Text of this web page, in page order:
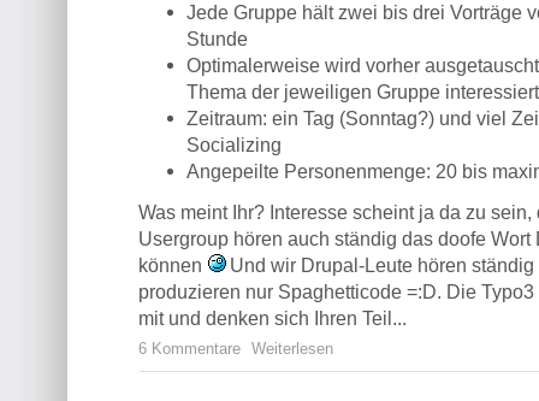
Jede Gruppe hält zwei bis drei Vorträge
Stunde
Optimalerweise wird vorher
Thema der jeweiligen Gruppe interessiert
Zeitraum: ein Tag (Sonntag?) und viel
Socializing
Angepeilte Personenmenge: 20 bis
Was meint Ihr? Interesse scheint ja da zu
Usergroup hören auch ständig das doofe
können
Und wir Drupal-Leute hören
produzieren nur Spaghetticode =:D. Die
mit und denken sich Ihren Teil...
6 Kommentare Weiterlesen